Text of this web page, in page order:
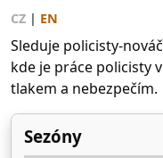
CZ | EN
Sleduje policisty-
kde je práce policisty
tlakem a nebezpečím.
Sezóny